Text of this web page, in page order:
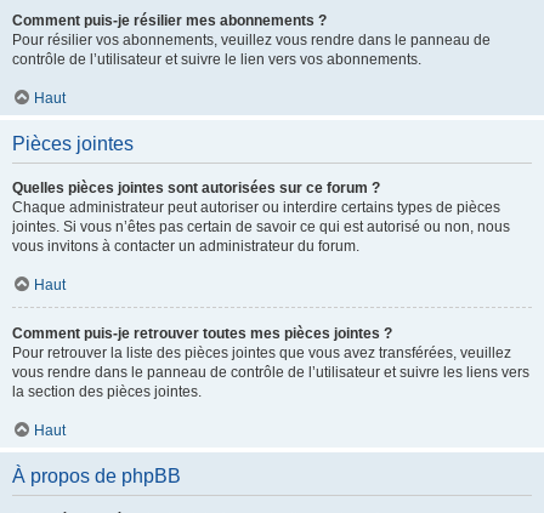
Comment puis-je résilier mes abonnements ?
Pour résilier vos abonnements, veuillez vous rendre dans le panneau de
contrôle de l’utilisateur et suivre le lien vers vos abonnements.
Haut
Pièces jointes
Quelles pièces jointes sont autorisées sur ce forum ?
Chaque administrateur peut autoriser ou interdire certains types de pièces
jointes. Si vous n’êtes pas certain de savoir ce qui est autorisé ou non, nous
vous invitons à contacter un administrateur du forum.
Haut
Comment puis-je retrouver toutes mes pièces jointes ?
Pour retrouver la liste des pièces jointes que vous avez transférées, veuillez
vous rendre dans le panneau de contrôle de l’utilisateur et suivre les liens vers
la section des pièces jointes.
Haut
À propos de phpBB